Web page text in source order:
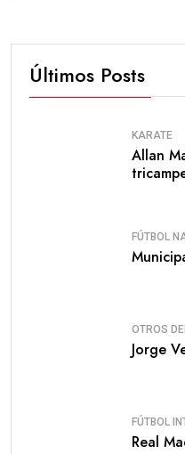
Últimos Posts
KARATE
Allan
FÚTBOL
OTROS
Jorge
FÚTBOL
Real